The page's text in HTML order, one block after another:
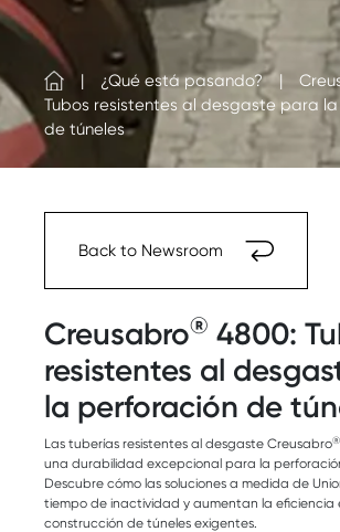
¿Qué está pasando?
Tubos resistentes al desgaste para
de túneles
Creusabro® 4800:
resistentes al
la perforación de
Las tuberías resistentes al desgaste Creusabro®
una durabilidad excepcional para la
Descubre cómo las soluciones a medida de
tiempo de inactividad y aumentan la eficiencia
construcción de túneles exigentes.
Back to Newsroom